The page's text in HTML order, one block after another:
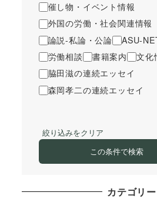
催し物・イベント情報
外国の労働・社会関連情報
論説-私論・公論
ASU-
労働相談
書籍案内
文化
脇田滋の連続エッセイ
森岡孝二の連続エッセイ
絞り込みをクリア
この条件で検索
カテゴリー